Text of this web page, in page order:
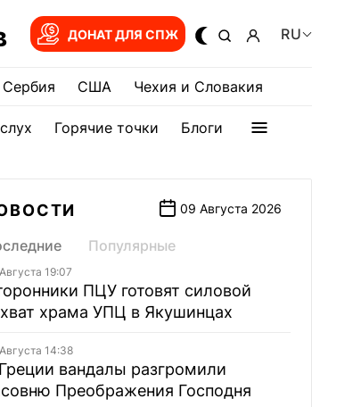
ДОНАТ ДЛЯ СПЖ RU
Сербия США Чехия и Словакия
Горячие точки Блоги
09 Августа 2026
Популярные
19:07
ПЦУ готовят силовой
храма УПЦ в Якушинцах
14:38
вандалы разгромили
Преображения Господня